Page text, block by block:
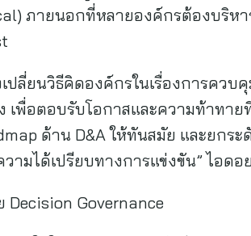
ภายนอกที่หลายองค์กรต้องบริหา
เปลี่ยนวิธีคิดองค์กรในเรื่องการคว
เพื่อตอบรับโอกาสและความท้าทา
ด้าน D&A ให้ทันสมัย และยกระ
ามได้เปรียบทางการแข่งขัน” ไอดอ
Decision Governance